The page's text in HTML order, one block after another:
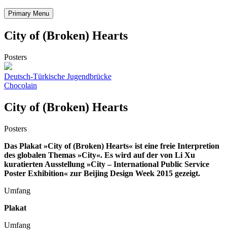
Primary Menu
City of (Broken) Hearts
Posters
Beitragsnavigation
Deutsch-Türkische Jugendbrücke
Chocolain
City of (Broken) Hearts
Posters
Das Plakat »City of (Broken) Hearts« ist eine freie Interpretion
des globalen Themas »City«. Es wird auf der von Li Xu
kuratierten Ausstellung »City – International Public Service
Poster Exhibition« zur Beijing Design Week 2015 gezeigt.
Umfang
Plakat
Umfang